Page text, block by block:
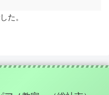
た。